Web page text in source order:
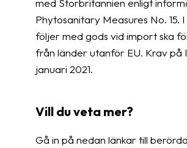
med Storbritannien enligt
Phytosanitary Measures No.
följer med gods vid import ska
från länder utanför EU. Krav på
januari 2021.
Vill du veta mer?
Gå in på nedan länkar till